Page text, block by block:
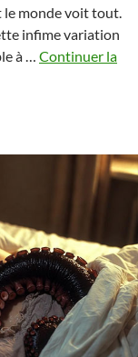
le monde voit tout.
infime variation
à … Continuer la